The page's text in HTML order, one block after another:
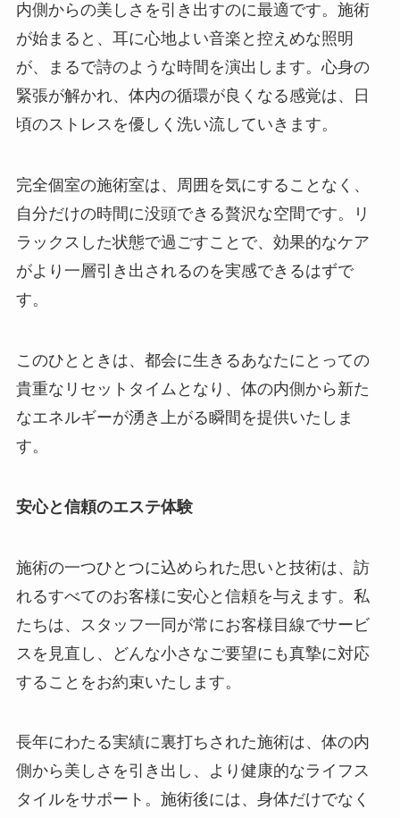
内側からの美しさを引き出すのに最適です。施術
が始まると、耳に心地よい音楽と控えめな照明
が、まるで詩のような時間を演出します。心身の
緊張が解かれ、体内の循環が良くなる感覚は、日
頃のストレスを優しく洗い流していきます。
完全個室の施術室は、周囲を気にすることなく、
自分だけの時間に没頭できる贅沢な空間です。リ
ラックスした状態で過ごすことで、効果的なケア
がより一層引き出されるのを実感できるはずで
す。
このひとときは、都会に生きるあなたにとっての
貴重なリセットタイムとなり、体の内側から新た
なエネルギーが湧き上がる瞬間を提供いたしま
す。
安心と信頼のエステ体験
施術の一つひとつに込められた思いと技術は、訪
れるすべてのお客様に安心と信頼を与えます。私
たちは、スタッフ一同が常にお客様目線でサービ
スを見直し、どんな小さなご要望にも真摯に対応
することをお約束いたします。
長年にわたる実績に裏打ちされた施術は、体の内
側から美しさを引き出し、より健康的なライフス
タイルをサポート。施術後には、身体だけでなく